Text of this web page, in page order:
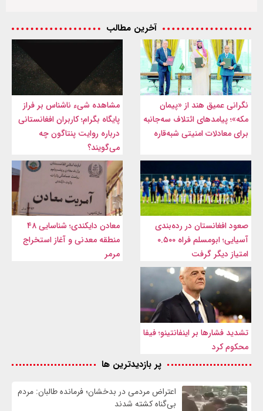
آخرین مطالب
نگرانی عمیق هند از «پیمان
مکه»؛ پیامدهای ائتلاف سه‌جانبه
برای معادلات امنیتی شبه‌قاره
مشاهده شیء ناشناس بر فراز
پایگاه بگرام؛ کاربران افغانستانی
درباره روایت پنتاگون چه
می‌گویند؟
صعود افغانستان در رده‌بندی
آسیایی؛ ابومسلم فراه ۰.۵۰۰
امتیاز دیگر گرفت
معادن دایکندی؛ شناسایی ۴۸
منطقه معدنی و آغاز استخراج
مرمر
تشدید فشارها بر اینفانتینو؛ فیفا
محکوم کرد
پر بازدیدترین ها
اعتراض مردمی در بدخشان؛ فرمانده طالبان: مردم
بی‌گناه کشته شدند